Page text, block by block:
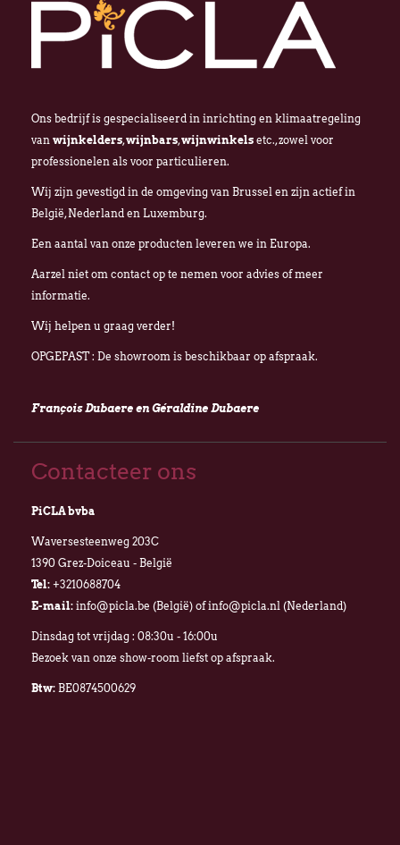
Ons bedrijf is gespecialiseerd in inrichting en klimaatregeling
van wijnkelders,wijnbars,wijnwinkels etc., zowel voor
professionelen als voor particulieren.
Wij zijn gevestigd in de omgeving van Brussel en zijn actief in
België, Nederland en Luxemburg.
Een aantal van onze producten leveren we in Europa.
Aarzel niet om contact op te nemen voor advies of meer
informatie.
Wij helpen u graag verder!
OPGEPAST : De showroom is beschikbaar op afspraak.
François Dubaere en Géraldine Dubaere
Contacteer ons
PiCLA bvba
Waversesteenweg 203C
1390 Grez-Doiceau - België
Tel: +3210688704
E-mail: info@picla.be (België) of info@picla.nl (Nederland)
Dinsdag tot vrijdag : 08:30u - 16:00u
Bezoek van onze show-room liefst op afspraak.
Btw: BE0874500629